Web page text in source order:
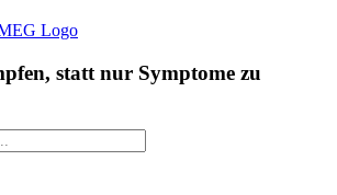
statt nur Symptome zu